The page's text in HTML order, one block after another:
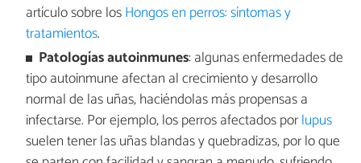
artículo sobre losHongos en perros: síntomas y
tratamientos.
Patologías autoinmunes: algunas enfermedades de
tipo autoinmune afectan al crecimiento y desarrollo
normal de las uñas, haciéndolas más propensas a
infectarse. Por ejemplo, los perros afectados porlupus
suelen tener las uñas blandas y quebradizas, por lo que